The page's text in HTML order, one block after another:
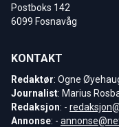
Postboks 142
6099 Fosnavåg
KONTAKT
Redaktør: Ogne
Journalist: Marius
Redaksjon: -
Annonse: -